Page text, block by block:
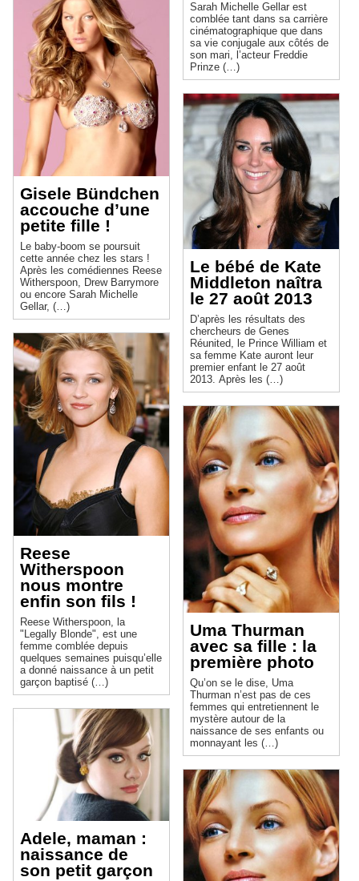
Gisele Bündchen
accouche d’une
petite fille !
Le baby-boom se poursuit
cette année chez les stars !
Après les comédiennes Reese
Witherspoon, Drew Barrymore
ou encore Sarah Michelle
Gellar, (…)
Reese
Witherspoon
nous montre
enfin son fils !
Reese Witherspoon, la
"Legally Blonde", est une
femme comblée depuis
quelques semaines puisqu’elle
a donné naissance à un petit
garçon baptisé (…)
Adele, maman :
naissance de
son petit garçon
Sarah Michelle Gellar est
comblée tant dans sa carrière
cinématographique que dans
sa vie conjugale aux côtés de
son mari, l’acteur Freddie
Prinze (…)
Le bébé de Kate
Middleton naîtra
le 27 août 2013
D’après les résultats des
chercheurs de Genes
Réunited, le Prince William et
sa femme Kate auront leur
premier enfant le 27 août
2013. Après les (…)
Uma Thurman
avec sa fille : la
première photo
Qu’on se le dise, Uma
Thurman n’est pas de ces
femmes qui entretiennent le
mystère autour de la
naissance de ses enfants ou
monnayant les (…)